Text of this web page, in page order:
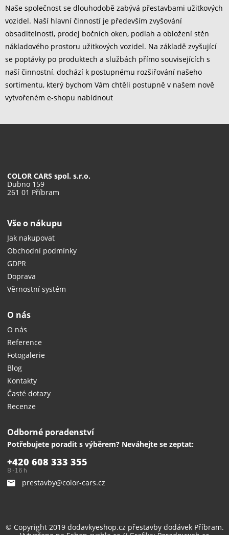
Naše společnost se dlouhodobě zabývá přestavbami užitkových
vozidel. Naší hlavní činností je především zvyšování
obsaditelnosti, prodej bočních oken, podlah a obložení stěn
nákladového prostoru užitkových vozidel. Na základě zvyšující
se poptávky po produktech a službách přímo souvisejících s
naší činnostní, dochází k postupnému rozšiřování našeho
sortimentu, který bychom Vám chtěli postupně v našem nově
vytvořeném e-shopu nabídnout
COLOR CARS spol. s.r.o.
Dubno 159
261 01 Příbram
Vše o nákupu
Jak nakupovat
Obchodní podmínky
GDPR
Doprava
Věrnostní systém
O nás
O nás
Reference
Fotogalerie
Blog
Kontakty
Časté dotazy
Recenze
Odborné poradenství
Potřebujete poradit s výběrem? Neváhejte se zeptat:
+420 608 333 355
8 -16 h
prestavby@color-cars.cz
© Copyright 2019 dodavkyeshop.cz přestavby dodávekPříbram.